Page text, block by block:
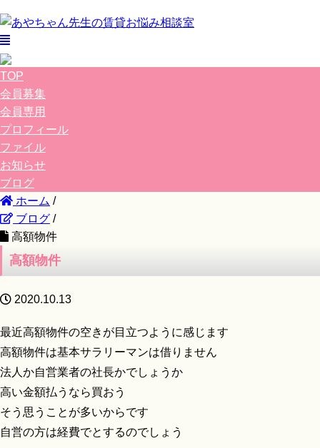
TOP
会員募集
会員専用
プロフィール
ファイル
お知らせ
ブログ
ホーム /
ブログ /
高額物件
高額物件
2020.10.13
最近高額物件の空きが目立つように感じます
高額物件は基本サラリーマンは借りません
法人か自営業者の社長かでしょうか
高い金額払うなら買おう
そう思うことが多いからです
自営の方は経費でとするのでしょう